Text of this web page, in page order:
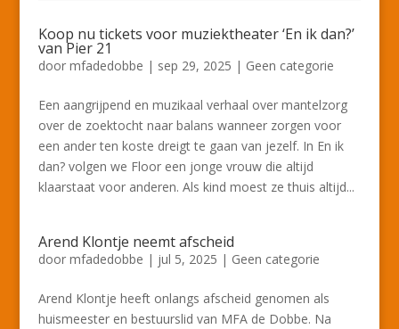
Koop nu tickets voor muziektheater ‘En ik dan?’
van Pier 21
door mfadedobbe | sep 29, 2025 | Geen categorie
Een aangrijpend en muzikaal verhaal over mantelzorg
over de zoektocht naar balans wanneer zorgen voor
een ander ten koste dreigt te gaan van jezelf. In En ik
dan? volgen we Floor een jonge vrouw die altijd
klaarstaat voor anderen. Als kind moest ze thuis altijd...
Arend Klontje neemt afscheid
door mfadedobbe | jul 5, 2025 | Geen categorie
Arend Klontje heeft onlangs afscheid genomen als
huismeester en bestuurslid van MFA de Dobbe. Na